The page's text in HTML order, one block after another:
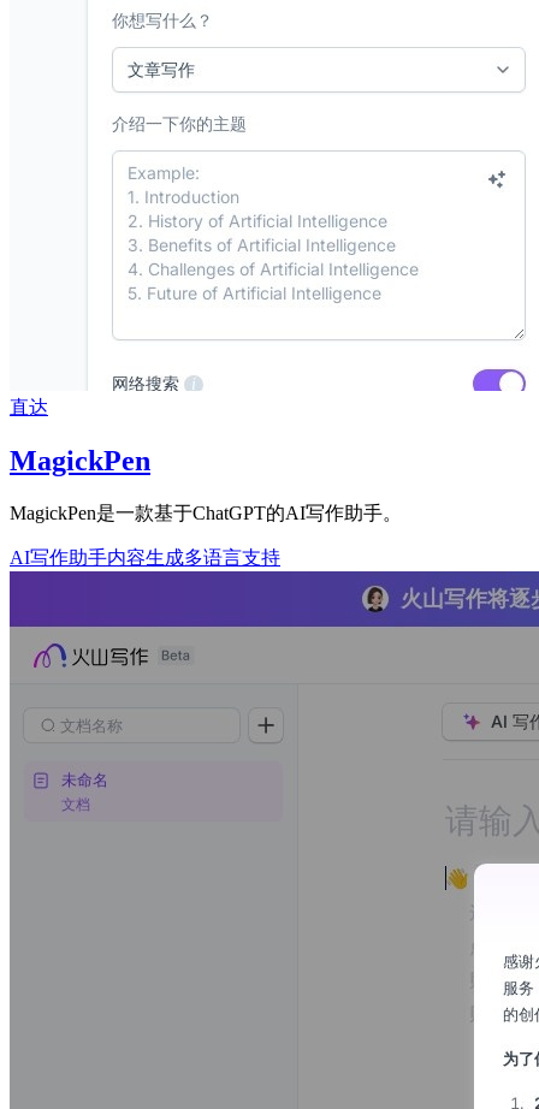
直达
MagickPen
MagickPen是一款基于ChatGPT的AI写作助手。
AI写作助手内容生成多语言支持